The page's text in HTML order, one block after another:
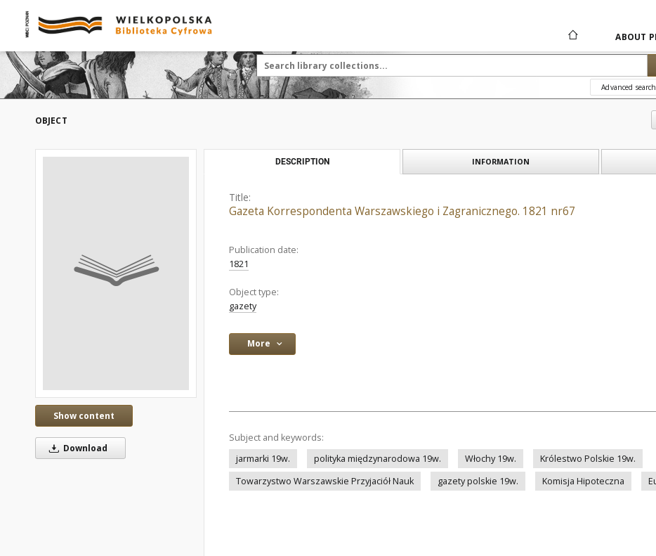
ABOUT
Advanced search
OBJECT
Show content
Download
DESCRIPTION INFORMATION
Title:
Gazeta Korrespondenta Warszawskiego i Zagranicznego. 1821 nr67
Publication date:
1821
Object type:
gazety
More
Subject and keywords:
jarmarki 19w.
polityka międzynarodowa 19w. Włochy 19w.
Królestwo Polskie 19w.
Towarzystwo Warszawskie Przyjaciół Nauk
gazety polskie 19w. Komisja Hipoteczna